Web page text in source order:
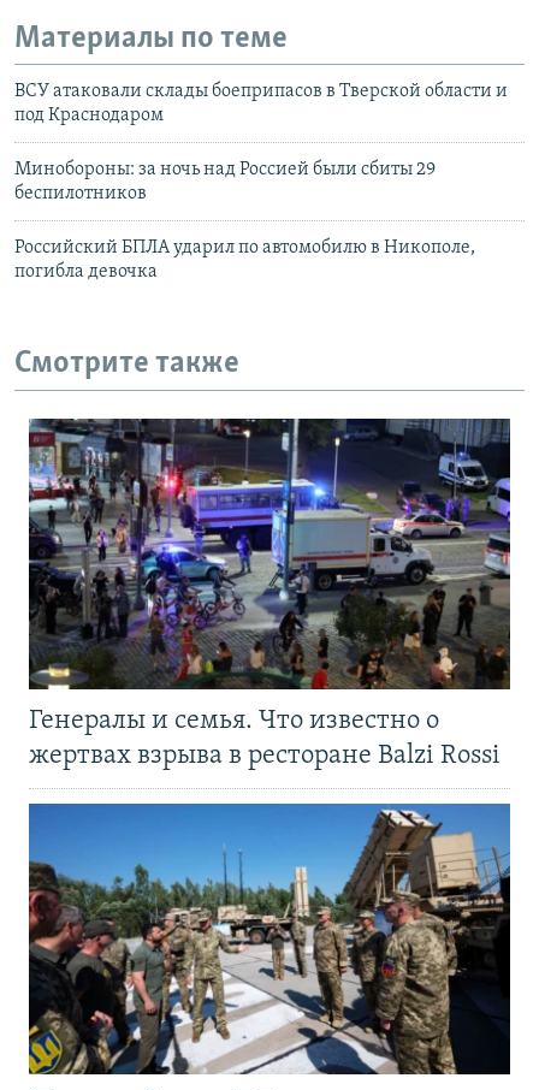
Материалы по теме
ВСУ атаковали склады боеприпасов в Тверской области и
под Краснодаром
Минобороны: за ночь над Россией были сбиты 29
беспилотников
Российский БПЛА ударил по автомобилю в Никополе,
погибла девочка
Смотрите также
Генералы и семья. Что известно о
жертвах взрыва в ресторане Balzi Rossi